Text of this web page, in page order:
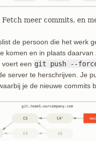
meer commits, en
de persoon die het werk
komen en in plaats daarvan
voert een git push --
server te herschrijven. Je
je de nieuwe commits